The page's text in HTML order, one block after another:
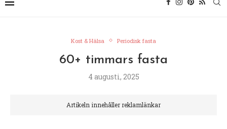
Kost & Hälsa Periodisk fasta
60+ timmars fasta
4 augusti, 2025
Artikeln innehåller reklamlänkar